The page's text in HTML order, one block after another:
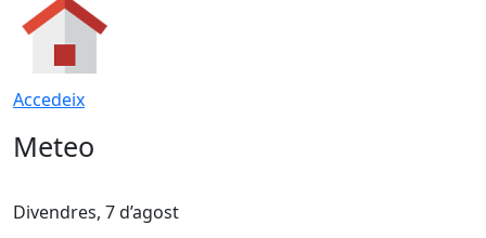
Accedeix
Meteo
Divendres, 7 d’agost